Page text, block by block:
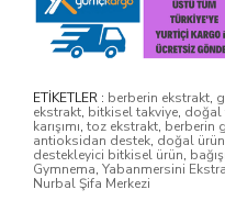
ETİKETLER : berberin ekstrakt,
ekstrakt, bitkisel takviye, doğal
karışımı, toz ekstrakt, berberin
antioksidan destek, doğal
destekleyici bitkisel ürün,
Gymnema, Yabanmersini
Nurbal Şifa Merkezi